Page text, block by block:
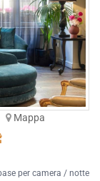
Mappa
per camera / notte